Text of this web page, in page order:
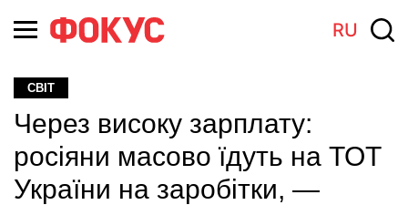
RU
СВІТ
Через високу зарплату:
росіяни масово їдуть на ТОТ
України на заробітки, —